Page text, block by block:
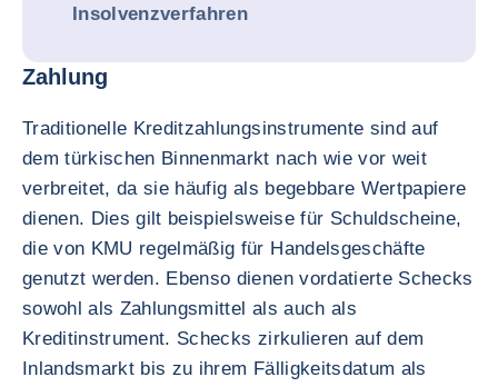
Insolvenzverfahren
Zahlung
Traditionelle Kreditzahlungsinstrumente sind auf
dem türkischen Binnenmarkt nach wie vor weit
verbreitet, da sie häufig als begebbare Wertpapiere
dienen. Dies gilt beispielsweise für Schuldscheine,
die von KMU regelmäßig für Handelsgeschäfte
genutzt werden. Ebenso dienen vordatierte Schecks
sowohl als Zahlungsmittel als auch als
Kreditinstrument. Schecks zirkulieren auf dem
Inlandsmarkt bis zu ihrem Fälligkeitsdatum als